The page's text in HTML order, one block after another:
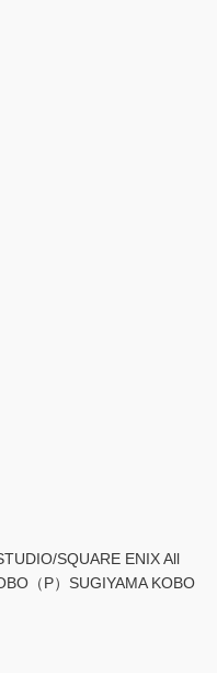
SQUARE ENIX All
（P）SUGIYAMA KOBO